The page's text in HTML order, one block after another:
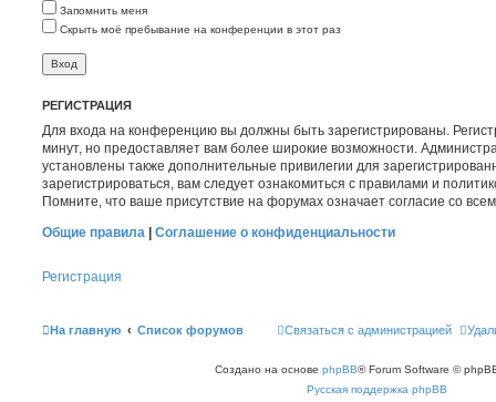
Запомнить меня
Скрыть моё пребывание на конференции в этот раз
РЕГИСТРАЦИЯ
Для входа на конференцию вы должны быть зарегистрированы.
минут, но предоставляет вам более широкие возможности.
установлены также дополнительные привилегии для
зарегистрироваться, вам следует ознакомиться с правилами и
Помните, что ваше присутствие на форумах означает согласие со
Общие правила
Соглашение о конфиденциальности
Регистрация
На главную Список форумов Связаться с администрацией
Создано на основе phpBB® Forum Software ©
Русская поддержка phpBB